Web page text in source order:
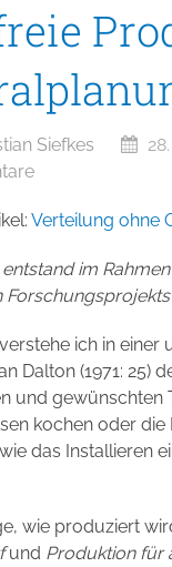
Siefkes
Verteilung ohne
entstand im
Forschungsprojekts
ich in einer
Dalton (1971: 25)
und gewünschten
kochen oder die
das Installieren
wie produziert
und Produktion für